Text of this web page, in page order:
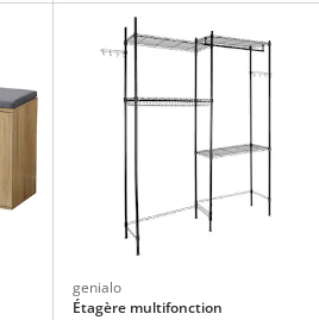
genialo
Étagère multifonction